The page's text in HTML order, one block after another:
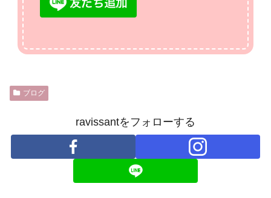
ブログ
ravissantをフォローする